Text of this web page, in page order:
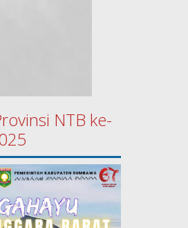
NTB ke-